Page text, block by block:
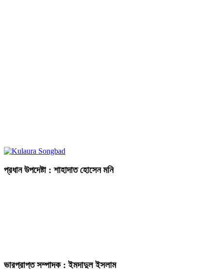
প্রধান উপদেষ্টা : শাহাদাত হোসেন মনি
ভারপ্রাপ্ত সম্পাদক : ইমদাদুল ইসলাম